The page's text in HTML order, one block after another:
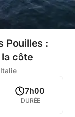
Pouilles :
côte
7h00
DURÉE